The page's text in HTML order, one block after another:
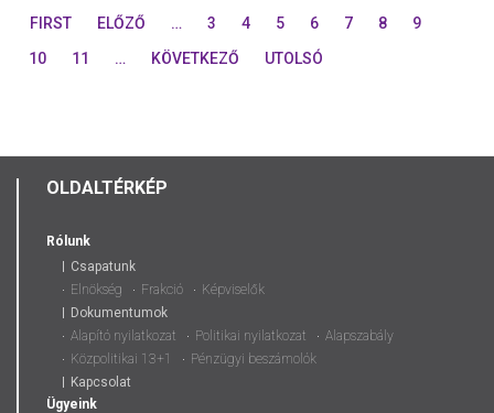
KÖVETEL
FIRST ELŐZŐ … 3 4 5 6 7 8
9
10
11 … KÖVETKEZŐ UTOLSÓ
OLDALTÉRKÉP
Rólunk
Csapatunk
Elnökség
Frakció
Képviselők
Dokumentumok
Alapító nyilatkozat
Politikai nyilatkozat
Alapszabály
Közpolitikai 13+1
Pénzügyi beszámolók
Kapcsolat
Ügyeink